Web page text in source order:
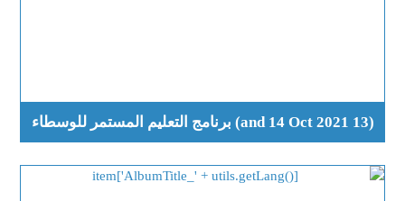
(13 and 14 Oct 2021) برنامج التعليم المستمر للوسطاء